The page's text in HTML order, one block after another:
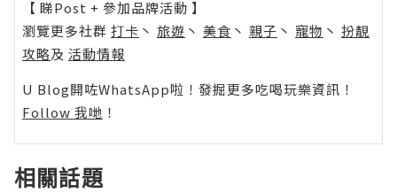
【 睇Post + 參加品牌活動 】
瀏覽更多社群 打卡 丶 旅遊 丶 美食 丶 親子 丶 寵物 丶 扮靚
攻略及 活動情報
U Blog開咗WhatsApp啦！發掘更多吃喝玩樂資訊！
Follow 我哋 ！
相關話題